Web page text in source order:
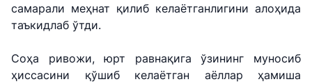
самарали меҳнат қилиб келаётганлигини алоҳида
таъкидлаб ўтди.
Соҳа ривожи, юрт равнақига ўзининг муносиб
ҳиссасини қўшиб келаётган аёллар ҳамиша